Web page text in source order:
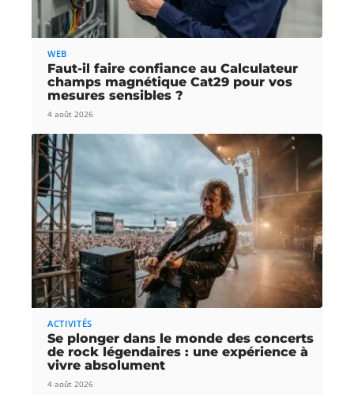
WEB
Faut-il faire confiance au Calculateur
champs magnétique Cat29 pour vos
mesures sensibles ?
4 août 2026
ACTIVITÉS
Se plonger dans le monde des concerts
de rock légendaires : une expérience à
vivre absolument
4 août 2026